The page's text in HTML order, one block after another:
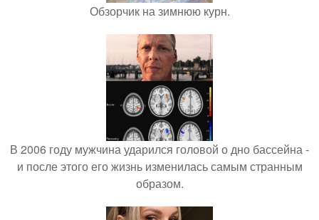
Обзорчик на зимнюю курн.
В 2006 году мужчина ударился головой о дно бассейна -
и после этого его жизнь изменилась самым странным
образом.